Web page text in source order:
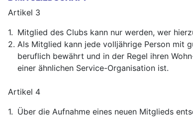
Artikel 3
1. Mitglied des Clubs kann nur werden, wer
2. Als Mitglied kann jede volljährige Person mit
beruflich bewährt und in der Regel ihren
einer ähnlichen Service-Organisation ist.
Artikel 4
1. Über die Aufnahme eines neuen Mitglieds